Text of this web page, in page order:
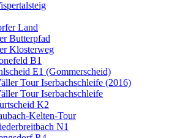
Land
Butterpfad
Klosterweg
B1
E1 (Gommerscheid)
Tour Iserbachschleife (2016)
Tour Iserbachschleife
K2
Kelten-Tour
N1